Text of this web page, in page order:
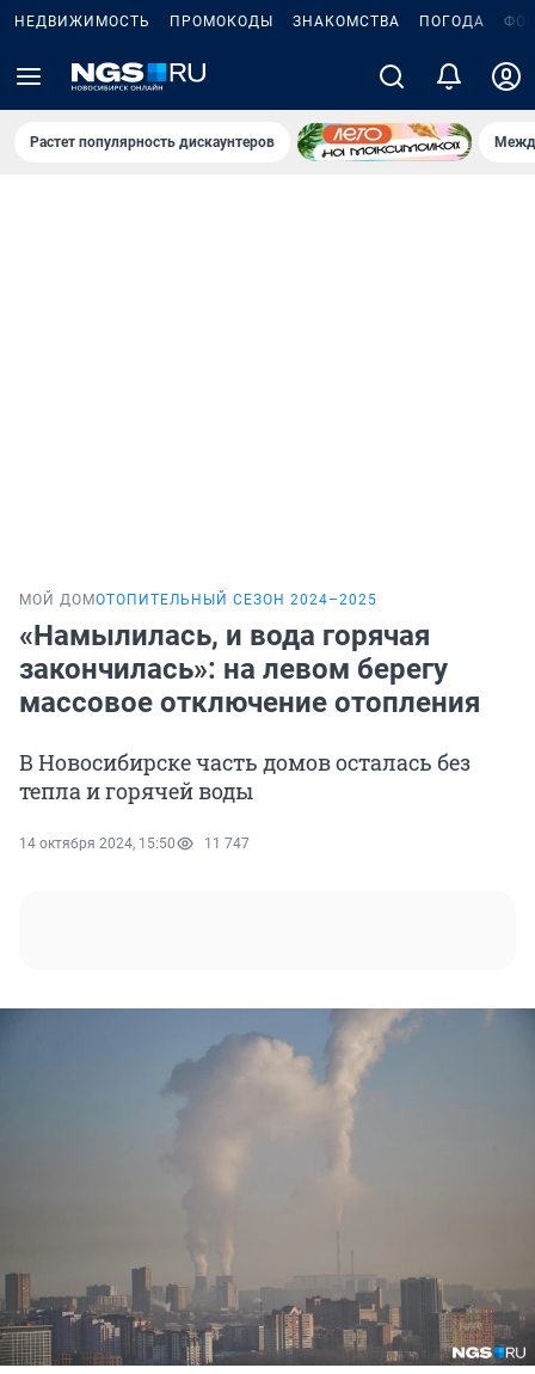
НЕДВИЖИМОСТЬ ПРОМОКОДЫ ЗНАКОМСТВА ПОГОДА
Растет популярность дискаунтеров
МОЙ ДОМОТОПИТЕЛЬНЫЙ СЕЗОН 2024–2025
«Намылилась, и вода горячая
закончилась»: на левом берегу
массовое отключение отопления
В Новосибирске часть домов осталась без
тепла и горячей воды
14 октября 2024, 15:50 11 747